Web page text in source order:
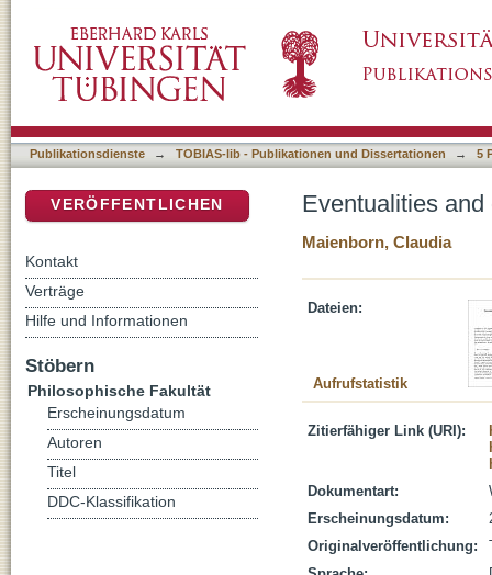
Publikationsdienste → TOBIAS-lib - Publikationen und Dissertationen → 5
Eventualities
Maienborn, Claudia
Dateien:
Aufrufstatistik
Zitierfähiger Link (URI):
Dokumentart:
Erscheinungsdatum:
Originalveröffentlichung:
VERÖFFENTLICHEN
Kontakt
Verträge
Hilfe und Informationen
Stöbern
Philosophische Fakultät
Erscheinungsdatum
Autoren
Titel
DDC-Klassifikation